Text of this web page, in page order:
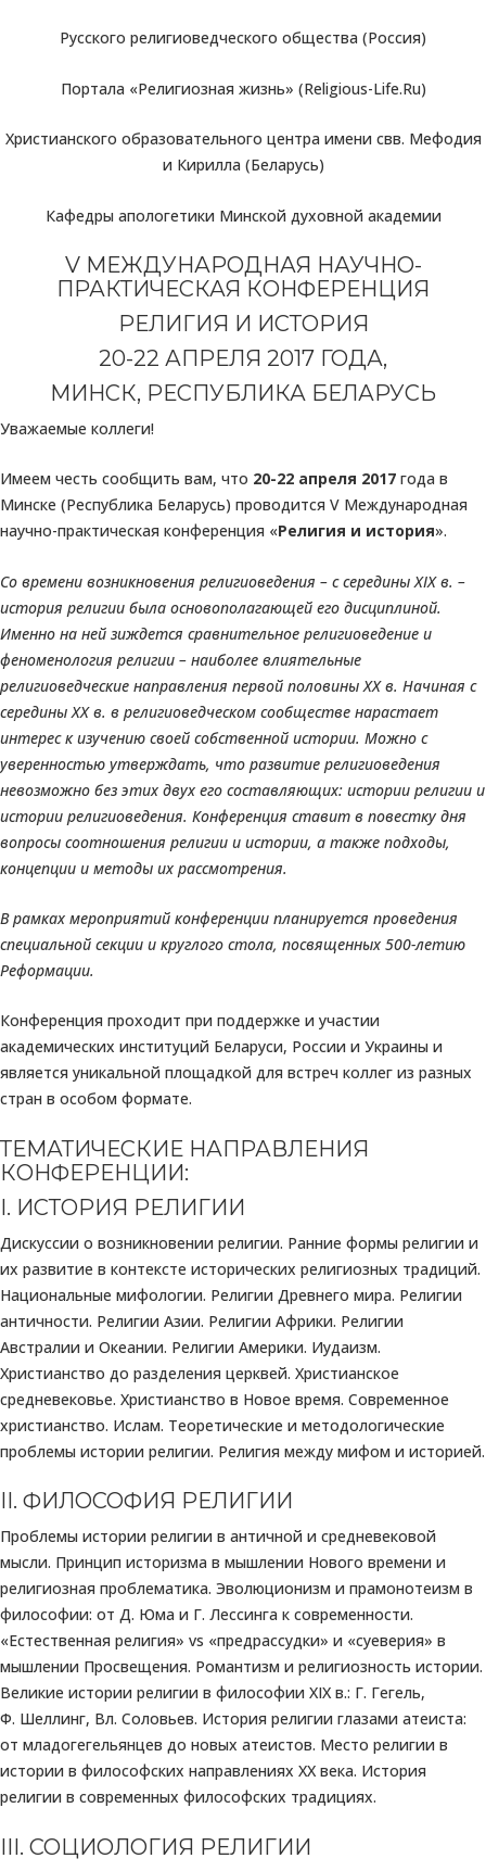
Русского религиоведческого общества (Россия)
Портала «Религиозная жизнь» (Religious-Life.Ru)
Христианского образовательного центра имени свв. Мефодия
и Кирилла (Беларусь)
Кафедры апологетики Минской духовной академии
V МЕЖДУНАРОДНАЯ НАУЧНО-
ПРАКТИЧЕСКАЯ КОНФЕРЕНЦИЯ
РЕЛИГИЯ И ИСТОРИЯ
20-22 АПРЕЛЯ 2017 ГОДА,
МИНСК, РЕСПУБЛИКА БЕЛАРУСЬ
Уважаемые коллеги!
Имеем честь сообщить вам, что 20-22 апреля 2017 года в
Минске (Республика Беларусь) проводится V Международная
научно-практическая конференция «Религия и история».
Со времени возникновения религиоведения – с середины ХІХ в. –
история религии была основополагающей его дисциплиной.
Именно на ней зиждется сравнительное религиоведение и
феноменология религии – наиболее влиятельные
религиоведческие направления первой половины ХХ в. Начиная с
середины ХХ в. в религиоведческом сообществе нарастает
интерес к изучению своей собственной истории. Можно с
уверенностью утверждать, что развитие религиоведения
невозможно без этих двух его составляющих: истории религии и
истории религиоведения. Конференция ставит в повестку дня
вопросы соотношения религии и истории, а также подходы,
концепции и методы их рассмотрения.
В рамках мероприятий конференции планируется проведения
специальной секции и круглого стола, посвященных 500-летию
Реформации.
Конференция проходит при поддержке и участии
академических институций Беларуси, России и Украины и
является уникальной площадкой для встреч коллег из разных
стран в особом формате.
ТЕМАТИЧЕСКИЕ НАПРАВЛЕНИЯ
КОНФЕРЕНЦИИ:
I. ИСТОРИЯ РЕЛИГИИ
Дискуссии о возникновении религии. Ранние формы религии и
их развитие в контексте исторических религиозных традиций.
Национальные мифологии. Религии Древнего мира. Религии
античности. Религии Азии. Религии Африки. Религии
Австралии и Океании. Религии Америки. Иудаизм.
Христианство до разделения церквей. Христианское
средневековье. Христианство в Новое время. Современное
христианство. Ислам. Теоретические и методологические
проблемы истории религии. Религия между мифом и историей.
II. ФИЛОСОФИЯ РЕЛИГИИ
Проблемы истории религии в античной и средневековой
мысли. Принцип историзма в мышлении Нового времени и
религиозная проблематика. Эволюционизм и прамонотеизм в
философии: от Д. Юма и Г. Лессинга к современности.
«Естественная религия» vs «предрассудки» и «суеверия» в
мышлении Просвещения. Романтизм и религиозность истории.
Великие истории религии в философии XIX в.: Г. Гегель,
Ф. Шеллинг, Вл. Соловьев. История религии глазами атеиста:
от младогегельянцев до новых атеистов. Место религии в
истории в философских направлениях XX века. История
религии в современных философских традициях.
III. СОЦИОЛОГИЯ РЕЛИГИИ